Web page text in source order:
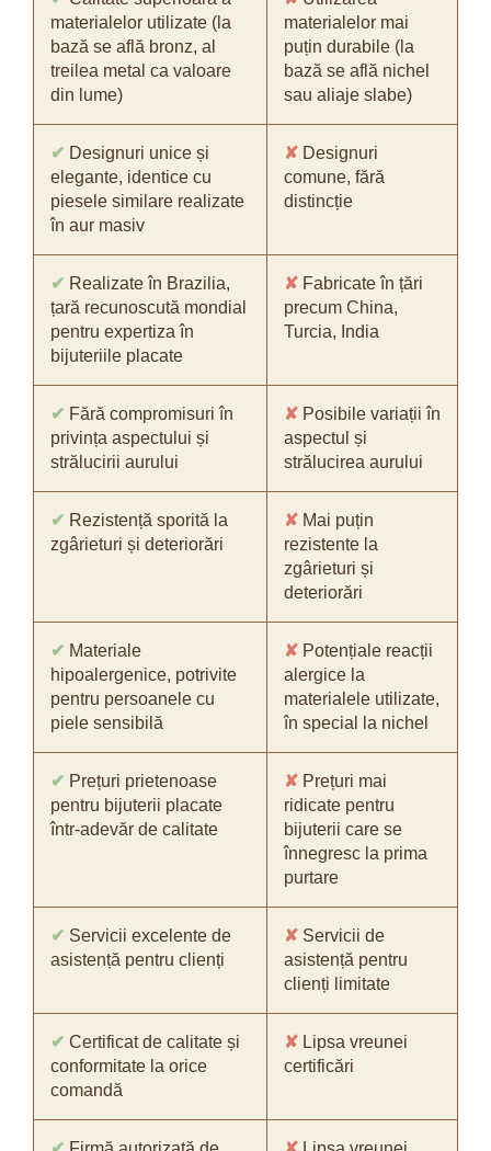
materialelor utilizate (la
bază se află bronz, al
treilea metal ca valoare
din lume)
materialelor mai
puțin durabile (la
bază se află nichel
sau aliaje slabe)
✔ Designuri unice și
elegante, identice cu
piesele similare realizate
în aur masiv
✘ Designuri
comune, fără
distincție
✔ Realizate în Brazilia,
țară recunoscută mondial
pentru expertiza în
bijuteriile placate
✘ Fabricate în țări
precum China,
Turcia, India
✔ Fără compromisuri în
privința aspectului și
strălucirii aurului
✘ Posibile variații în
aspectul și
strălucirea aurului
✔ Rezistență sporită la
zgârieturi și deteriorări
✘ Mai puțin
rezistente la
zgârieturi și
deteriorări
✔ Materiale
hipoalergenice, potrivite
pentru persoanele cu
piele sensibilă
✘ Potențiale reacții
alergice la
materialele utilizate,
în special la nichel
✔ Prețuri prietenoase
pentru bijuterii placate
într-adevăr de calitate
✘ Prețuri mai
ridicate pentru
bijuterii care se
înnegresc la prima
purtare
✔ Servicii excelente de
asistență pentru clienți
✘ Servicii de
asistență pentru
clienți limitate
✔ Certificat de calitate și
conformitate la orice
comandă
✘ Lipsa vreunei
certificări